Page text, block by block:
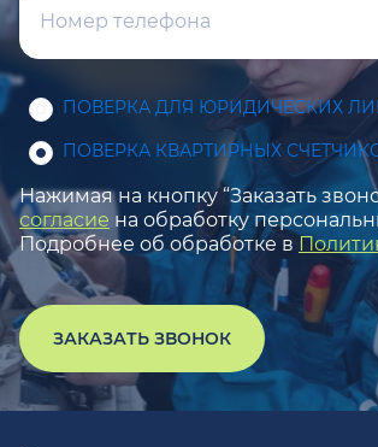
ПОВЕРКА ДЛЯ ЮРИДИЧЕСКИХ
ПОВЕРКА КВАРТИРНЫХ
Нажимая на кнопку “Заказать
согласие на обработку
Подробнее об обработке в
ЗАКАЗАТЬ ЗВОНОК